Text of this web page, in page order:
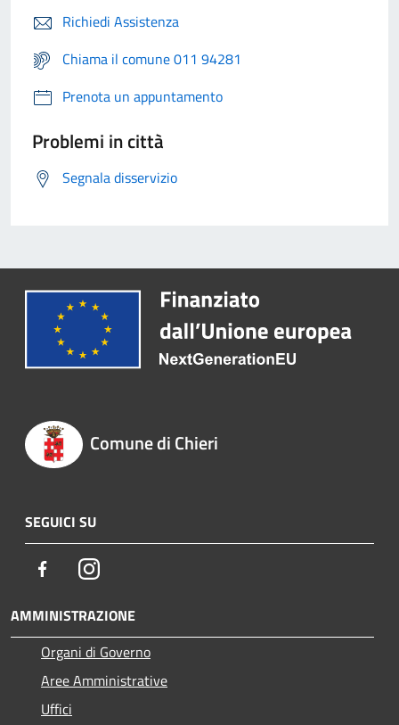
Richiedi Assistenza
Chiama il comune 011 94281
Prenota un appuntamento
Problemi in città
Segnala disservizio
Comune di Chieri
SEGUICI SU
FacebookInstagram
AMMINISTRAZIONE
Organi di Governo
Aree Amministrative
Uffici